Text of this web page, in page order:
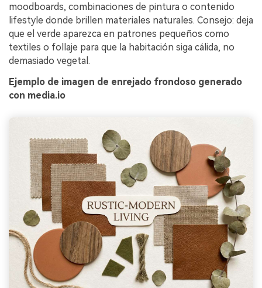
moodboards, combinaciones de pintura o contenido
lifestyle donde brillen materiales naturales. Consejo: deja
que el verde aparezca en patrones pequeños como
textiles o follaje para que la habitación siga cálida, no
demasiado vegetal.
Ejemplo de imagen de enrejado frondoso generado
con media.io